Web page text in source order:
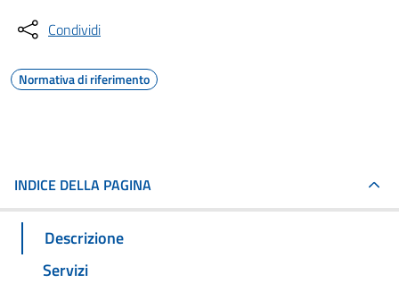
Condividi
Normativa di riferimento
INDICE DELLA PAGINA
Descrizione
Servizi